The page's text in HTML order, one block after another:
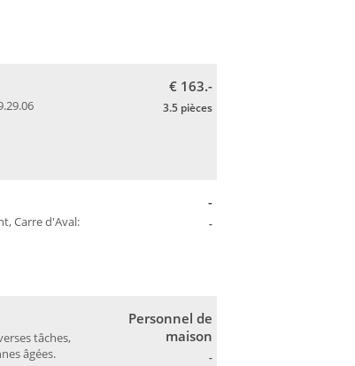
€ 163.-
3.5 pièces
-
-
Carre d'Aval:
Personnel de
maison
-
tâches,
âgées.